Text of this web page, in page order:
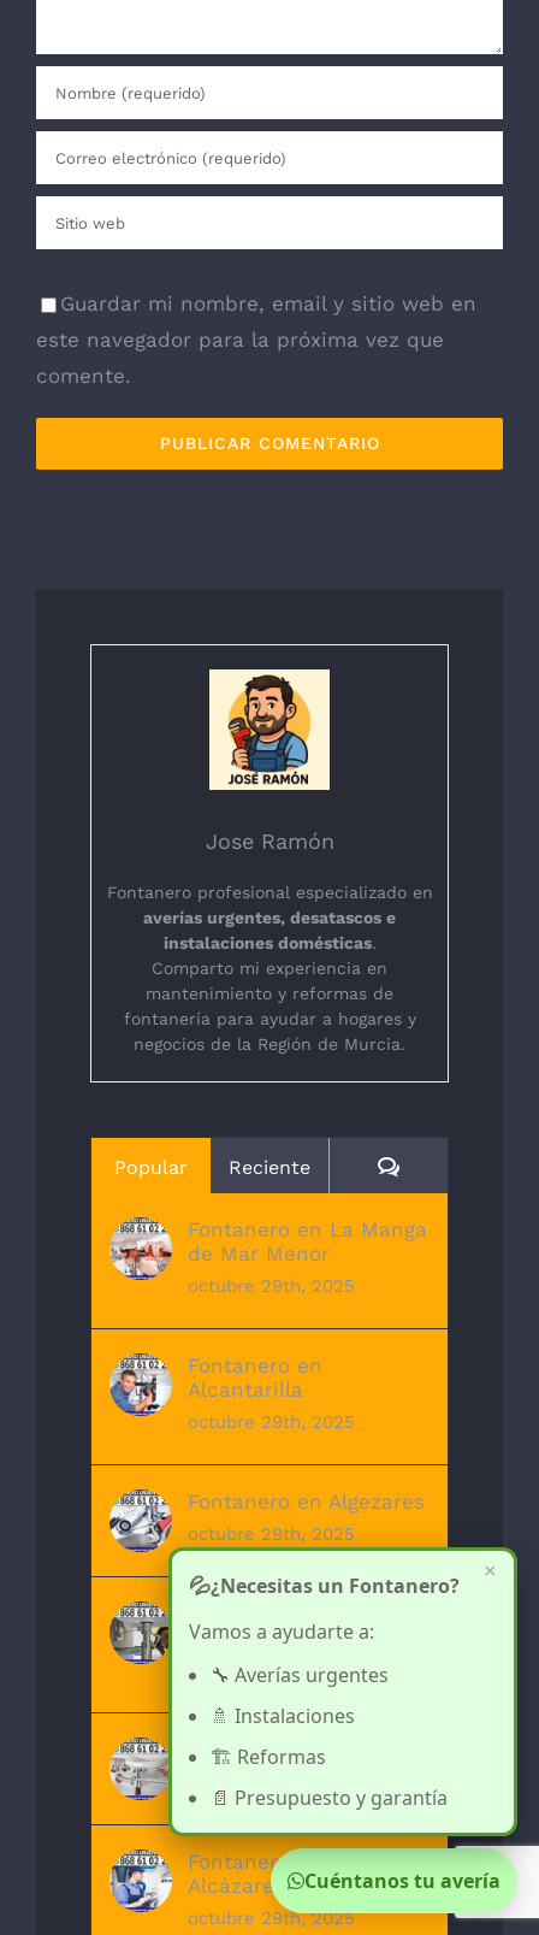
Guardar mi nombre, email y sitio web en
este navegador para la próxima vez que
comente.
Jose Ramón
Fontanero profesional especializado en
averías urgentes, desatascos e
instalaciones domésticas.
Comparto mi experiencia en
mantenimiento y reformas de
fontanería para ayudar a hogares y
negocios de la Región de Murcia.
Popular Reciente Comentarios
Fontanero en La Manga
de Mar Menor
octubre 29th, 2025
Fontanero en
Alcantarilla
octubre 29th, 2025
Fontanero en Algezares
octubre 29th, 2025
Pedro del Pinatar
octubre 29th, 2025
Fontanero en Totana
Fontanero en Los
Alcázares
octubre 29th, 2025
×
💦¿Necesitas un Fontanero?
Vamos a ayudarte a:
🔧 Averías urgentes
🚿 Instalaciones
🏗️ Reformas
📄 Presupuesto y garantía
Cuéntanos tu avería